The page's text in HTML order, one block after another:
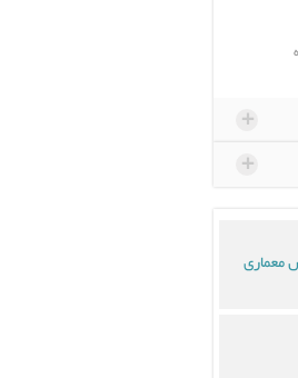
+
+
معماری